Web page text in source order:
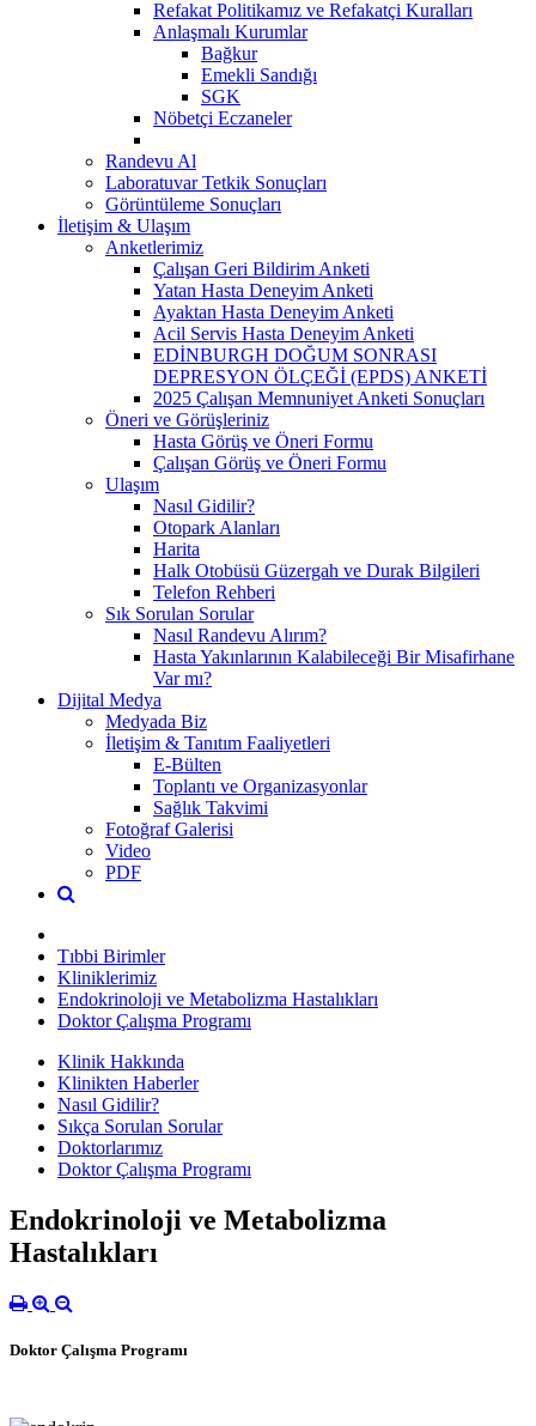
Refakat Politikamız ve Refakatçi Kuralları
Anlaşmalı Kurumlar
Bağkur
Emekli Sandığı
SGK
Nöbetçi Eczaneler
Randevu Al
Laboratuvar Tetkik Sonuçları
Görüntüleme Sonuçları
İletişim & Ulaşım
Anketlerimiz
Çalışan Geri Bildirim Anketi
Yatan Hasta Deneyim Anketi
Ayaktan Hasta Deneyim Anketi
Acil Servis Hasta Deneyim Anketi
EDİNBURGH DOĞUM SONRASI
DEPRESYON ÖLÇEĞİ (EPDS) ANKETİ
2025 Çalışan Memnuniyet Anketi Sonuçları
Öneri ve Görüşleriniz
Hasta Görüş ve Öneri Formu
Çalışan Görüş ve Öneri Formu
Ulaşım
Nasıl Gidilir?
Otopark Alanları
Harita
Halk Otobüsü Güzergah ve Durak Bilgileri
Telefon Rehberi
Sık Sorulan Sorular
Nasıl Randevu Alırım?
Hasta Yakınlarının Kalabileceği Bir Misafirhane
Var mı?
Dijital Medya
Medyada Biz
İletişim & Tanıtım Faaliyetleri
E-Bülten
Toplantı ve Organizasyonlar
Sağlık Takvimi
Fotoğraf Galerisi
Video
PDF
Tıbbi Birimler
Kliniklerimiz
Endokrinoloji ve Metabolizma Hastalıkları
Doktor Çalışma Programı
Klinik Hakkında
Klinikten Haberler
Nasıl Gidilir?
Sıkça Sorulan Sorular
Doktorlarımız
Doktor Çalışma Programı
Endokrinoloji ve Metabolizma
Hastalıkları
Doktor Çalışma Programı